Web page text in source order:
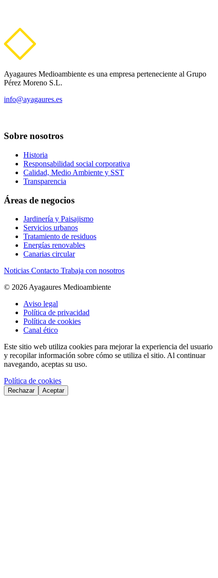
Ayagaures Medioambiente es una empresa perteneciente al Grupo
Pérez Moreno S.L.
info@ayagaures.es
Sobre nosotros
Historia
Responsabilidad social corporativa
Calidad, Medio Ambiente y SST
Transparencia
Áreas de negocios
Jardinería y Paisajismo
Servicios urbanos
Tratamiento de residuos
Energías renovables
Canarias circular
Noticias Contacto Trabaja con nosotros
© 2026 Ayagaures Medioambiente
Aviso legal
Política de privacidad
Política de cookies
Canal ético
Este sitio web utiliza cookies para mejorar la experiencia del usuario
y recopilar información sobre cómo se utiliza el sitio. Al continuar
navegando, aceptas su uso.
Política de cookies
Rechazar Aceptar